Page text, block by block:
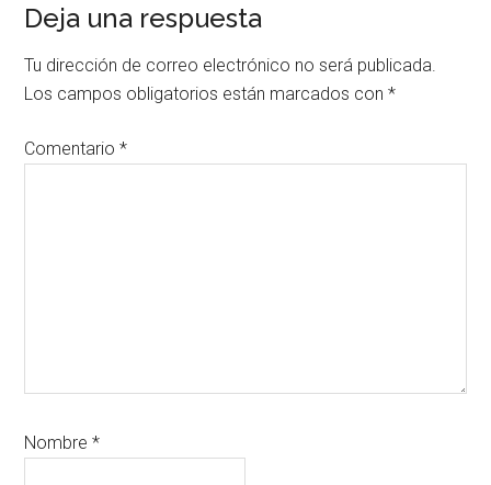
Interacciones
con
los
lectores
Deja una respuesta
Tu dirección de correo electrónico no será publicada.
Los campos obligatorios están marcados con*
Comentario*
Nombre*